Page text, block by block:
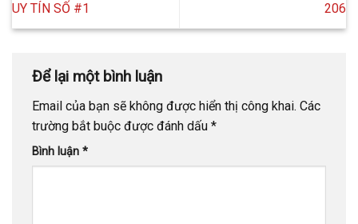
UY TÍN SỐ #1
206
Để lại một bình luận
Email của bạn sẽ không được hiển thị công khai. Các
trường bắt buộc được đánh dấu *
Bình luận *